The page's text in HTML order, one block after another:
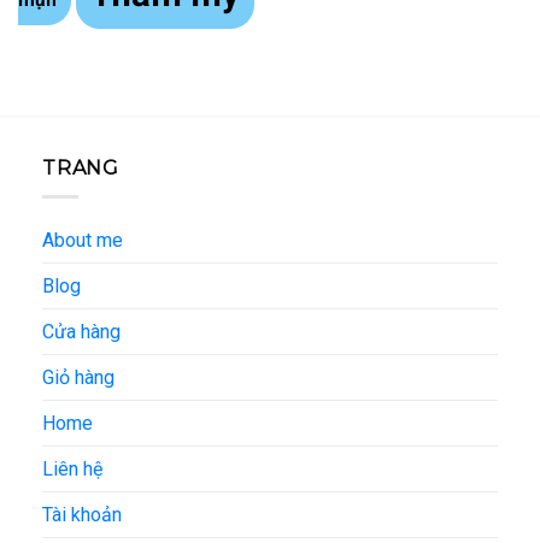
TRANG
About me
Blog
Cửa hàng
Giỏ hàng
Home
Liên hệ
Tài khoản